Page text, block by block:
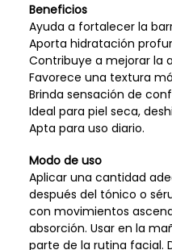
Beneficios
Ayuda a fortalecer la
Aporta hidratación
Contribuye a mejorar la
Favorece una textura
Brinda sensación de
Ideal para piel seca,
Apta para uso diario.
Modo de uso
Aplicar una cantidad
después del tónico o
con movimientos
absorción. Usar en la
parte de la rutina facial.